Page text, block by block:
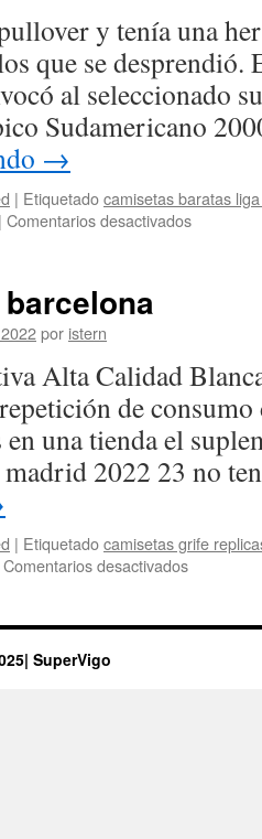
y tenía una
que se desprendió.
al seleccionado
Sudamericano
→
| Etiquetadocamisetas baratas
| Comentarios desactivadosen
niños
por istern
Alta Calidad
de
una tienda el
madrid 2022 23 no
| Etiquetadocamisetas grife
Comentarios desactivadosen
barcelona
SuperVigo